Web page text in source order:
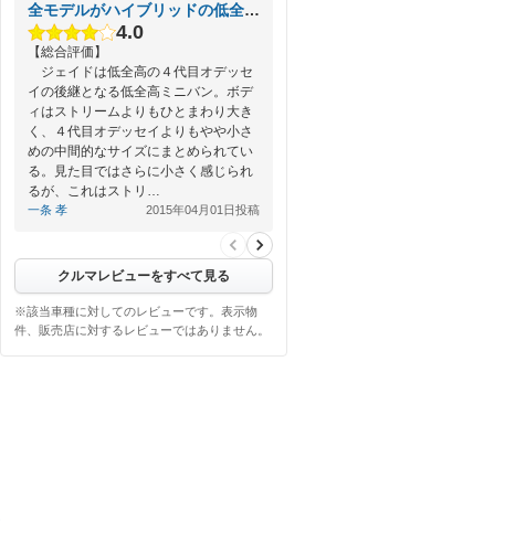
全モデルがハイブリッドの低全高ミニバン
4.0
【総合評価】
ジェイドは低全高の４代目オデッセ
イの後継となる低全高ミニバン。ボデ
ィはストリームよりもひとまわり大き
く、４代目オデッセイよりもやや小さ
めの中間的なサイズにまとめられてい
る。見た目ではさらに小さく感じられ
るが、これはストリ…
一条 孝 2015年04月01日投稿
クルマレビューをすべて見る
※該当車種に対してのレビューです。表示物
件、販売店に対するレビューではありません。